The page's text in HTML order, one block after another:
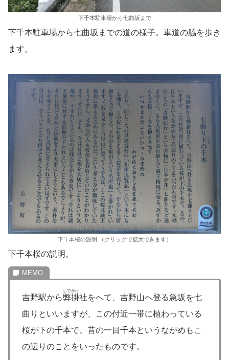
下千本駐車場から七曲坂まで
下千本駐車場から七曲坂までの道の様子。車道の脇を歩き
ます。
下千本桜の説明 （クリックで拡大できます）
下千本桜の説明。
吉野駅から弊掛
しでかけ
社をへて、吉野山へ登る急坂を七
曲りといいますが、この付近一帯に植わっている
桜が下の千本で、昔の一目千本というながめもこ
の辺りのことをいったものです。